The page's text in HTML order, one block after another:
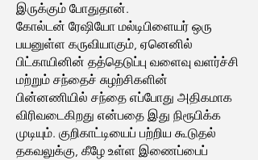
இருக்கும் போதுதான்.
கோல்டன் ரேஷியோ மல்டிபிளையர் ஒரு
பயனுள்ள கருவியாகும், ஏனெனில்
பிட்காயினின் தத்தெடுப்பு வளைவு வளர்ச்சி
மற்றும் சந்தைச் சுழற்சிகளின்
பின்னணியில் சந்தை எப்போது அதிகமாக
விரிவடைகிறது என்பதை இது நிரூபிக்க
முடியும். குறிகாட்டியைப் பற்றிய கூடுதல்
தகவலுக்கு, கீழே உள்ள இணைப்பைப்